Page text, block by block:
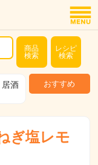
商品
検索
レシピ
検索
居酒
おすすめ
ぎ塩レモ